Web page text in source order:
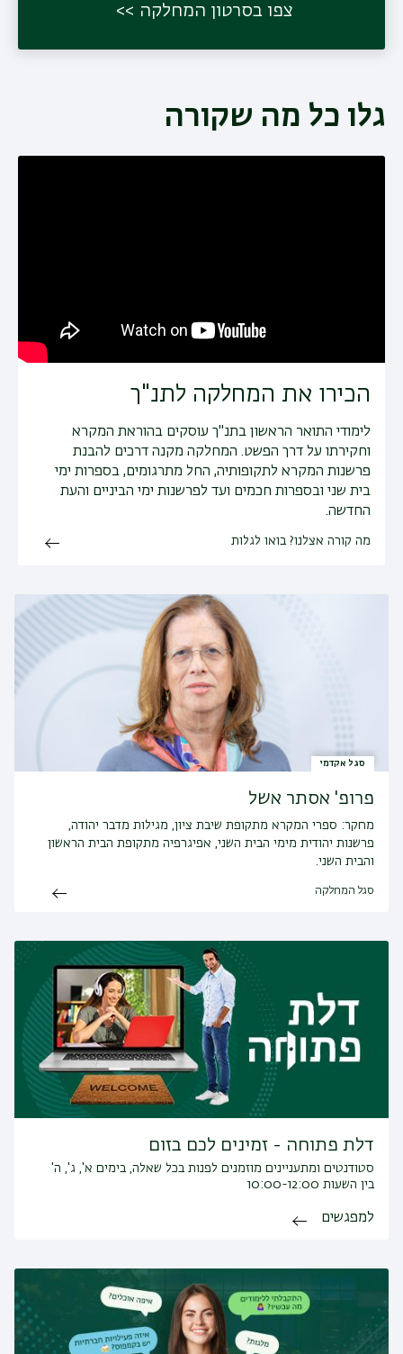
צפו בסרטון המחלקה
גלו כל מה שקורה
הכירו את המחלקה לתנ"ך
לימודי התואר הראשון בתנ"ך עוסקים בהוראת המקרא
וחקירתו על דרך הפשט. המחלקה מקנה דרכים להבנת
פרשנות המקרא לתקופותיה, החל מתרגומים, בספרות ימי
בית שני ובספרות חכמים ועד לפרשנות ימי הביניים והעת
החדשה.
מה קורה אצלנו? בואו לגלות
סגל אקדמי
פרופ' אסתר אשל
מחקר: ספרי המקרא מתקופת שיבת ציון, מגילות מדבר יהודה,
פרשנות יהודית מימי הבית השני, אפיגרפיה מתקופת הבית הראשון
והבית השני.
סגל המחלקה
דלת פתוחה - זמינים לכם בזום
סטודנטים ומתעניינים מוזמנים לפנות בכל שאלה, בימים א', ג', ה'
בין השעות 10:00-12:00
למפגשים